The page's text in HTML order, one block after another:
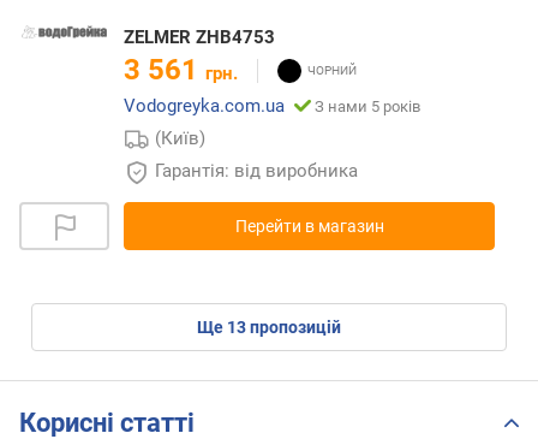
ZELMER ZHB4753
3 561 грн.
Vodogreyka.com.ua
З нами 5 років
(Київ)
Гарантія: від виробника
Перейти в магазин
ще 13пропозицій
Корисні статті